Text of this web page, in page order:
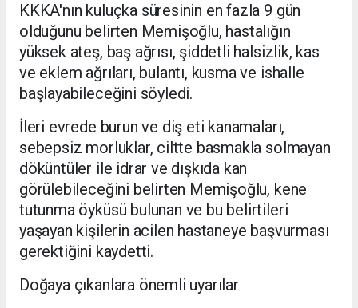
KKKA'nın kuluçka süresinin en fazla 9 gün
olduğunu belirten Memişoğlu, hastalığın
yüksek ateş, baş ağrısı, şiddetli halsizlik, kas
ve eklem ağrıları, bulantı, kusma ve ishalle
başlayabileceğini söyledi.
İleri evrede burun ve diş eti kanamaları,
sebepsiz morluklar, ciltte basmakla solmayan
döküntüler ile idrar ve dışkıda kan
görülebileceğini belirten Memişoğlu, kene
tutunma öyküsü bulunan ve bu belirtileri
yaşayan kişilerin acilen hastaneye başvurması
gerektiğini kaydetti.
Doğaya çıkanlara önemli uyarılar